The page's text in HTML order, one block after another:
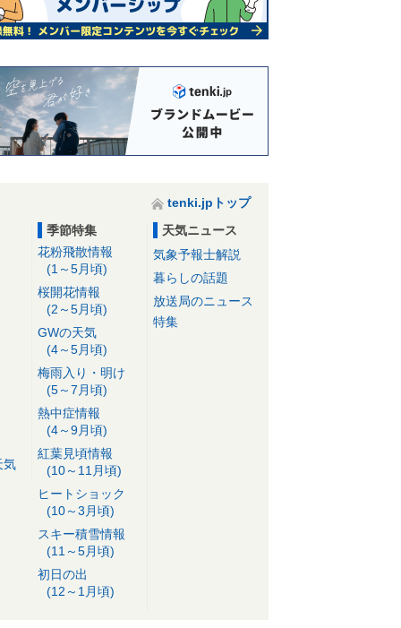
tenki.jpトップ
気
季節特集
花粉飛散情報
(1～5月頃)
桜開花情報
(2～5月頃)
GWの天気
(4～5月頃)
梅雨入り・明け
(5～7月頃)
熱中症情報
(4～9月頃)
紅葉見頃情報
(10～11月頃)
ヒートショック
(10～3月頃)
スキー積雪情報
(11～5月頃)
初日の出
(12～1月頃)
天気ニュース
気象予報士解説
暮らしの話題
放送局のニュース
特集